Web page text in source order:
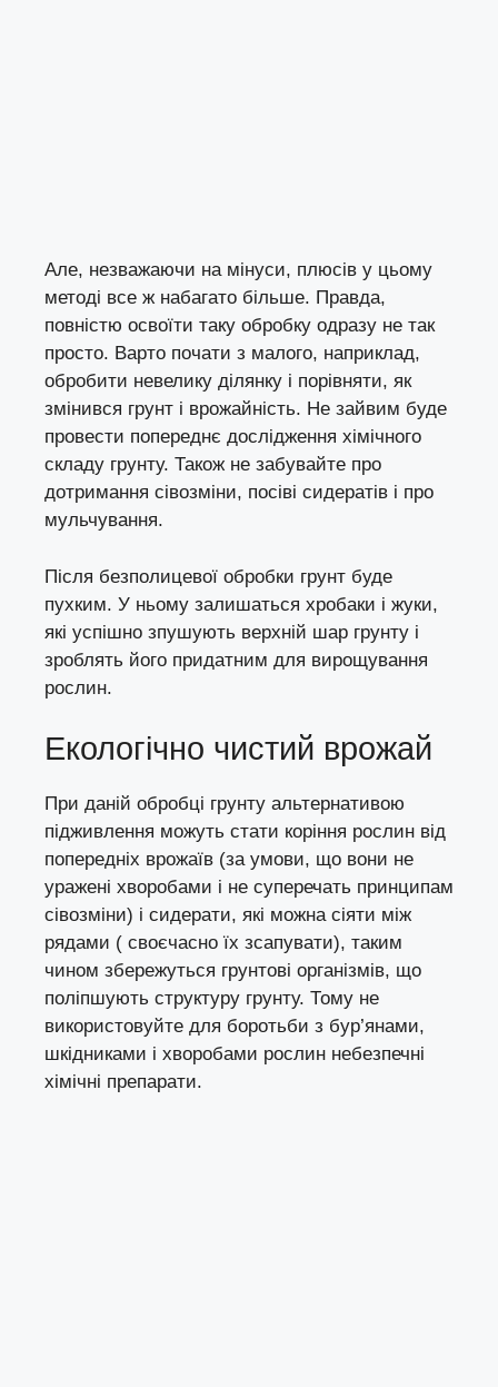
Але, незважаючи на мінуси, плюсів у цьому
методі все ж набагато більше. Правда,
повністю освоїти таку обробку одразу не так
просто. Варто почати з малого, наприклад,
обробити невелику ділянку і порівняти, як
змінився грунт і врожайність. Не зайвим буде
провести попереднє дослідження хімічного
складу грунту. Також не забувайте про
дотримання сівозміни, посіві сидератів і про
мульчування.
Після безполицевої обробки грунт буде
пухким. У ньому залишаться хробаки і жуки,
які успішно зпушують верхній шар грунту і
зроблять його придатним для вирощування
рослин.
Екологічно чистий врожай
При даній обробці грунту альтернативою
підживлення можуть стати коріння рослин від
попередніх врожаїв (за умови, що вони не
уражені хворобами і не суперечать принципам
сівозміни) і сидерати, які можна сіяти між
рядами ( своєчасно їх зсапувати), таким
чином збережуться грунтові організмів, що
поліпшують структуру грунту. Тому не
використовуйте для боротьби з бур’янами,
шкідниками і хворобами рослин небезпечні
хімічні препарати.